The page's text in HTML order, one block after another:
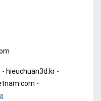
- hieuchuan3d.kr-
-